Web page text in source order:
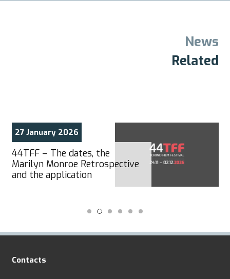
News
Related
27 January 2026
44TFF – The dates, the
Marilyn Monroe Retrospective
and the application
Contacts